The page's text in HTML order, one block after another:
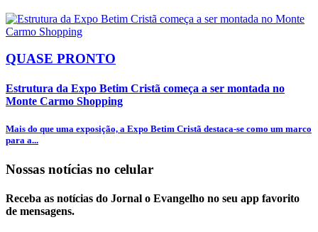
QUASE PRONTO
Estrutura da Expo Betim Cristã começa a ser montada no
Monte Carmo Shopping
Mais do que uma exposição, a Expo Betim Cristã destaca-se como um marco
para a...
Nossas notícias no celular
Receba as notícias do Jornal o Evangelho no seu app favorito
de mensagens.